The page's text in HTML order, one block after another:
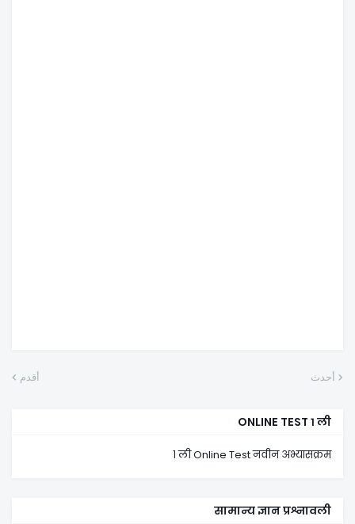
أحدث أقدم
ONLINE TEST १ ली
१ ली Online Test नवीन अभ्यासक्रम
सामान्य ज्ञान प्रश्नावली